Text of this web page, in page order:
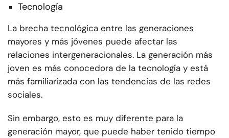
Tecnología
La brecha tecnológica entre las generaciones
mayores y más jóvenes puede afectar las
relaciones intergeneracionales. La generación más
joven es más conocedora de la tecnología y está
más familiarizada con las tendencias de las redes
sociales.
Sin embargo, esto es muy diferente para la
generación mayor, que puede haber tenido tiempo